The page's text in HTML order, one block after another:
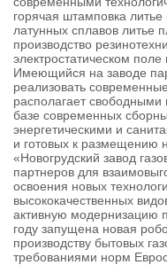
горячая штамповка
латунных сплавов литье
производство
электростатическом
Имеющийся на заводе
реализовать
располагает
базе современных
энергетическими и
и готовых к размещению
«Новогрудский завод
партнеров для
освоения новых
высококачественных
активную модернизацию
году запущена новая
производству бытовых
требованиями норм